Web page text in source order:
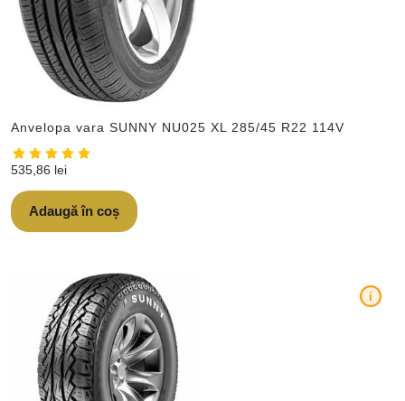
Anvelopa vara SUNNY NU025 XL 285/45 R22 114V
535,86 lei
Adaugă în coș
i